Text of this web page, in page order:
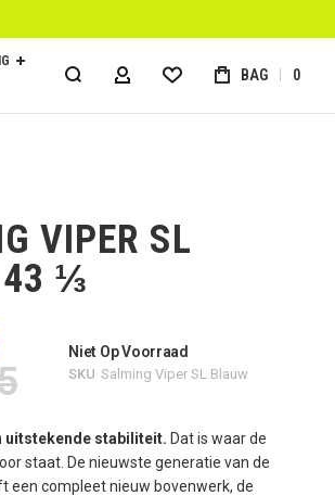
ACCOUNT BAG 0
VIPER SL
43 ⅓
Niet Op Voorraad
SKU Salming Viper SL Blauw
uitstekende stabiliteit. Dat is waar de
staat. De nieuwste generatie van de
een compleet nieuw bovenwerk, de